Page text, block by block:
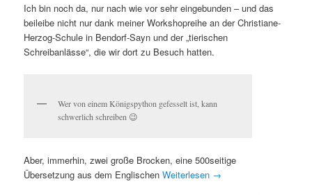
Ich bin noch da, nur nach wie vor sehr eingebunden – und das
beileibe nicht nur dank meiner Workshopreihe an der Christiane-
Herzog-Schule in Bendorf-Sayn und der „tierischen
Schreibanlässe“, die wir dort zu Besuch hatten.
Wer von einem Königspython gefesselt ist, kann
schwerlich schreiben 😉
Aber, immerhin, zwei große Brocken, eine 500seitige
Übersetzung aus dem EnglischenWeiterlesen →